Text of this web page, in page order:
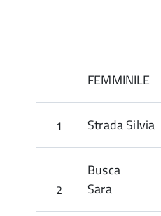
FEMMINILE
1 Strada Silvia
2
Busca